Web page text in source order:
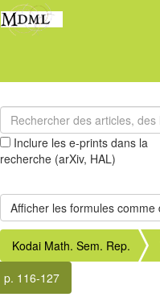
Inclure les e-prints dans la
recherche (arXiv, HAL)
Kodai Math. Sem. Rep.
p. 116-127